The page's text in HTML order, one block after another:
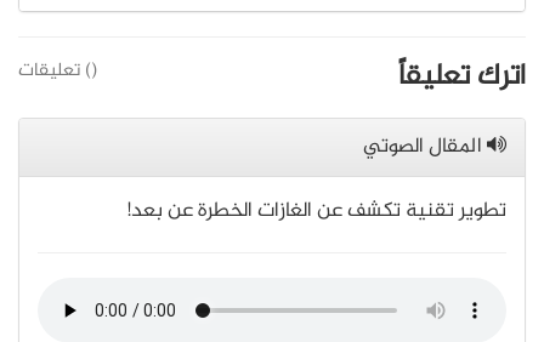
اترك تعليقاً () تعليقات
المقال الصوتي
تطوير تقنية تكشف عن الغازات الخطرة عن بعد!